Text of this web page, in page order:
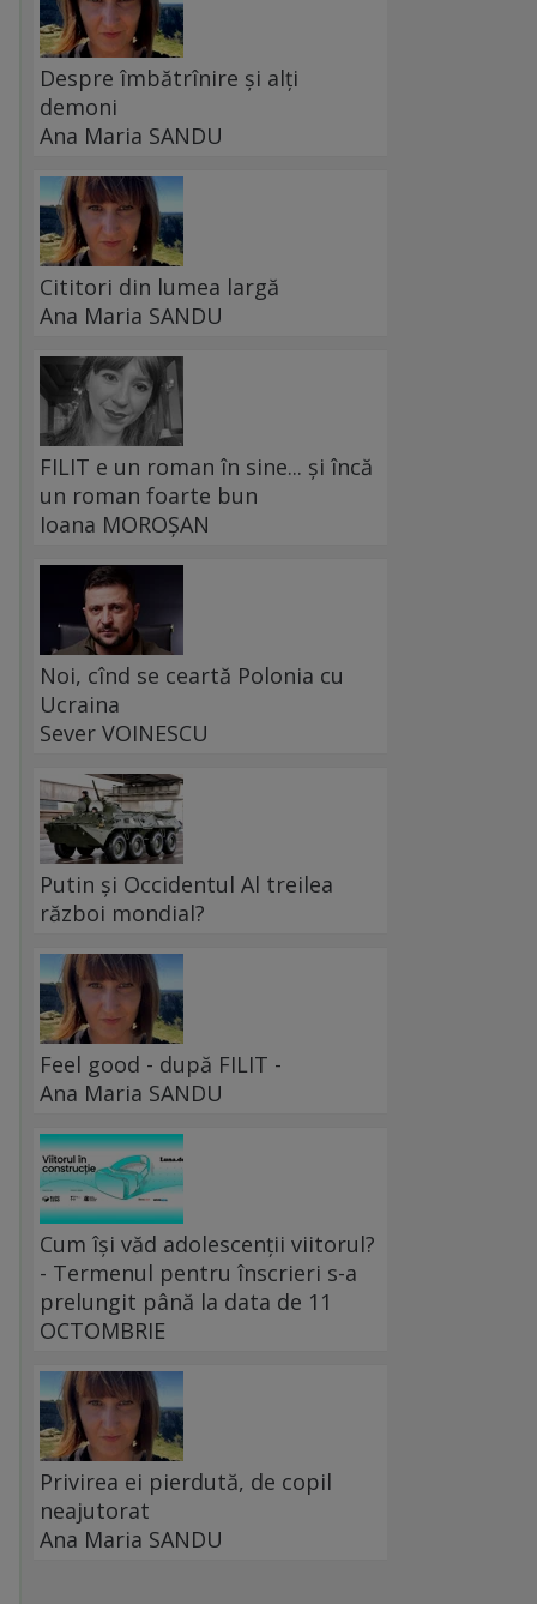
Despre îmbătrînire și alți
demoni
Ana Maria SANDU
Cititori din lumea largă
Ana Maria SANDU
FILIT e un roman în sine... și încă
un roman foarte bun
Ioana MOROȘAN
Noi, cînd se ceartă Polonia cu
Ucraina
Sever VOINESCU
Putin și Occidentul Al treilea
război mondial?
Feel good - după FILIT -
Ana Maria SANDU
Cum își văd adolescenții viitorul?
- Termenul pentru înscrieri s-a
prelungit până la data de 11
OCTOMBRIE
Privirea ei pierdută, de copil
neajutorat
Ana Maria SANDU